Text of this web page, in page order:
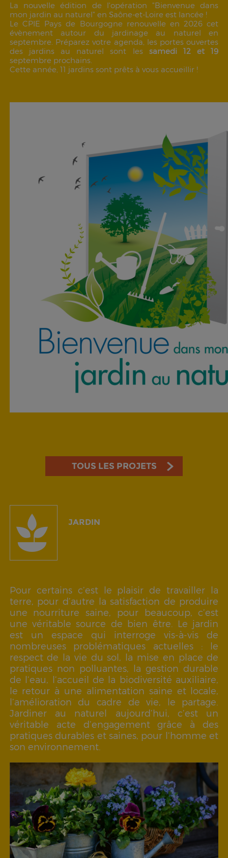
La nouvelle édition de l'opération "Bienvenue dans
mon jardin au naturel" en Saône-et-Loire est lancée !
Le CPIE Pays de Bourgogne renouvelle en 2026 cet
évènement autour du jardinage au naturel en
septembre. Préparez votre agenda, les portes ouvertes
des jardins au naturel sont les samedi 12 et 19
septembre prochains.
Cette année, 11 jardins sont prêts à vous accueillir !
TOUS LES PROJETS
JARDIN
Pour certains c’est le plaisir de travailler la
terre, pour d’autre la satisfaction de produire
une nourriture saine, pour beaucoup, c’est
une véritable source de bien être. Le jardin
est un espace qui interroge vis-à-vis de
nombreuses problématiques actuelles : le
respect de la vie du sol, la mise en place de
pratiques non polluantes, la gestion durable
de l’eau, l’accueil de la biodiversité auxiliaire,
le retour à une alimentation saine et locale,
l’amélioration du cadre de vie, le partage.
Jardiner au naturel aujourd’hui, c’est un
véritable acte d’engagement grâce à des
pratiques durables et saines, pour l’homme et
son environnement.